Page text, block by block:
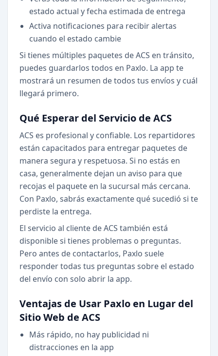
estado actual y fecha estimada de entrega
Activa notificaciones para recibir alertas
cuando el estado cambie
Si tienes múltiples paquetes de ACS en tránsito,
puedes guardarlos todos en Paxlo. La app te
mostrará un resumen de todos tus envíos y cuál
llegará primero.
Qué Esperar del Servicio de ACS
ACS es profesional y confiable. Los repartidores
están capacitados para entregar paquetes de
manera segura y respetuosa. Si no estás en
casa, generalmente dejan un aviso para que
recojas el paquete en la sucursal más cercana.
Con Paxlo, sabrás exactamente qué sucedió si te
perdiste la entrega.
El servicio al cliente de ACS también está
disponible si tienes problemas o preguntas.
Pero antes de contactarlos, Paxlo suele
responder todas tus preguntas sobre el estado
del envío con solo abrir la app.
Ventajas de Usar Paxlo en Lugar del
Sitio Web de ACS
Más rápido, no hay publicidad ni
distracciones en la app